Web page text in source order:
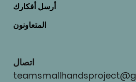
أرسل أفكارك
المتعاونون
اتصال